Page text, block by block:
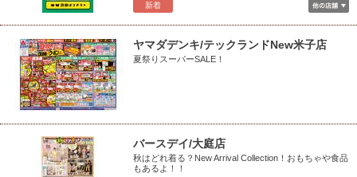
新着
ヤマダデンキ/テックランドNew米子店
夏祭りスーパーSALE！
バースデイ/大庭店
秋はどれ着る？New Arrival Collection！おもちゃや食品
もあるよ！！